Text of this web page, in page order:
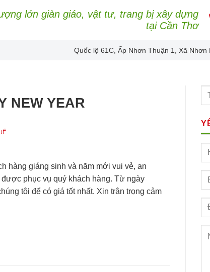
lớn giàn giáo, vật tư, trang bị xây dựng
tại Cần Thơ
Quốc lộ 61C, Ấp Nhơn Thuận 1, Xã
NEW YEAR
hàng giáng sinh và năm mới vui vẻ, an
phục vụ quý khách hàng. Từ ngày
tôi để có giá tốt nhất. Xin trân trọng cảm